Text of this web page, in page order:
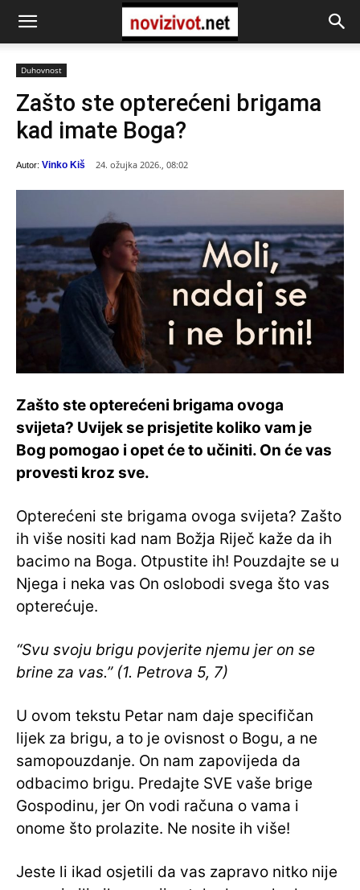
Duhovnost
Zašto ste opterećeni brigama
kad imate Boga?
Autor: Vinko Kiš 24. ožujka 2026., 08:02
Zašto ste opterećeni brigama ovoga
svijeta? Uvijek se prisjetite koliko vam je
Bog pomogao i opet će to učiniti. On će vas
provesti kroz sve.
Opterećeni ste brigama ovoga svijeta? Zašto
ih više nositi kad nam Božja Riječ kaže da ih
bacimo na Boga. Otpustite ih! Pouzdajte se u
Njega i neka vas On oslobodi svega što vas
opterećuje.
“Svu svoju brigu povjerite njemu jer on se
brine za vas.” (1. Petrova 5, 7)
U ovom tekstu Petar nam daje specifičan
lijek za brigu, a to je ovisnost o Bogu, a ne
samopouzdanje. On nam zapovijeda da
odbacimo brigu. Predajte SVE vaše brige
Gospodinu, jer On vodi računa o vama i
onome što prolazite. Ne nosite ih više!
Jeste li ikad osjetili da vas zapravo nitko nije